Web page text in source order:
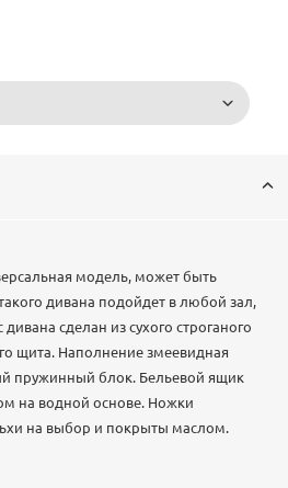
модель, может быть
дивана подойдет в любой зал,
сделан из сухого строганого
щита. Наполнение змеевидная
пружинный блок. Бельевой ящик
на водной основе. Ножки
на выбор и покрыты маслом.